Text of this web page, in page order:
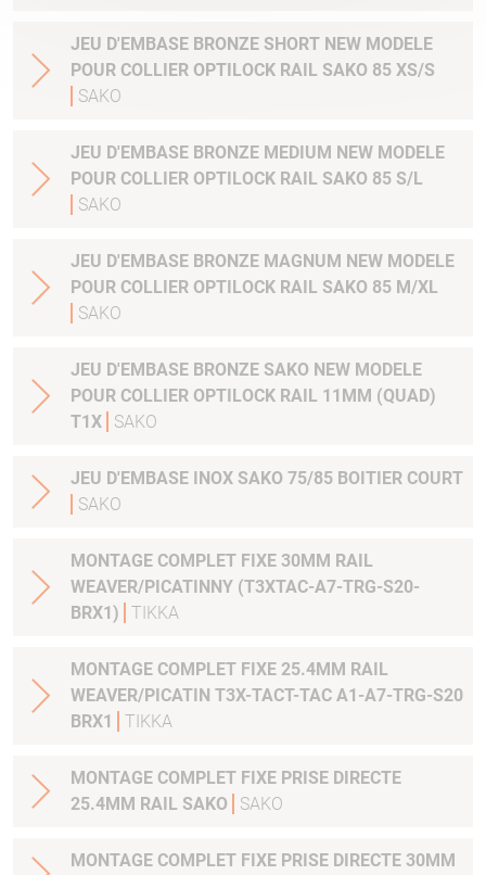
JEU D'EMBASE BRONZE SHORT NEW MODELE
POUR COLLIER OPTILOCK RAIL SAKO 85 XS/S
SAKO
JEU D'EMBASE BRONZE MEDIUM NEW MODELE
POUR COLLIER OPTILOCK RAIL SAKO 85 S/L
SAKO
JEU D'EMBASE BRONZE MAGNUM NEW MODELE
POUR COLLIER OPTILOCK RAIL SAKO 85 M/XL
SAKO
JEU D'EMBASE BRONZE SAKO NEW MODELE
POUR COLLIER OPTILOCK RAIL 11MM (QUAD)
T1X
SAKO
JEU D'EMBASE INOX SAKO 75/85 BOITIER COURT
SAKO
MONTAGE COMPLET FIXE 30MM RAIL
WEAVER/PICATINNY (T3XTAC-A7-TRG-S20-
BRX1)
TIKKA
MONTAGE COMPLET FIXE 25.4MM RAIL
WEAVER/PICATIN T3X-TACT-TAC A1-A7-TRG-S20
BRX1
TIKKA
MONTAGE COMPLET FIXE PRISE DIRECTE
25.4MM RAIL SAKO
SAKO
MONTAGE COMPLET FIXE PRISE DIRECTE 30MM